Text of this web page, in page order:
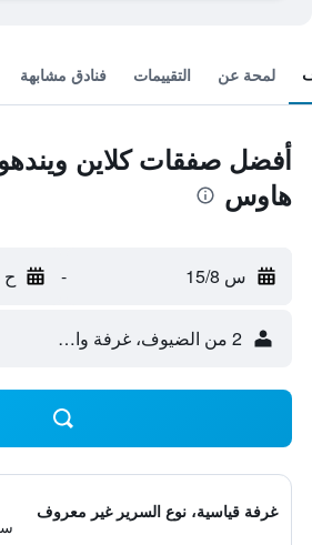
لمحة عن التقييمات فنادق مشابهة
أفضل صفقات كلاين
هاوس
س 15/8 - ح 16/8
2 من الضيوف، غرفة واحدة
غرفة قياسية، نوع السرير غير معروف